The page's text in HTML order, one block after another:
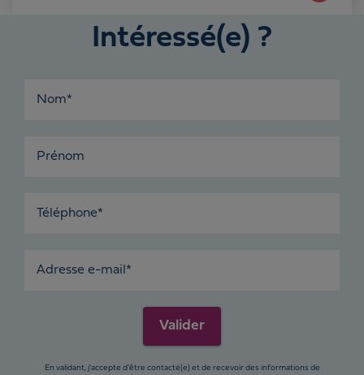
Intéressé(e) ?
Nom*
Prénom
Téléphone*
Adresse e-mail*
Valider
En validant, j'accepte d'être contacté(e) et de recevoir des informations de